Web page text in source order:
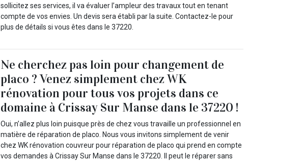
sollicitez ses services, il va évaluer l’ampleur des travaux tout en tenant
compte de vos envies. Un devis sera établi par la suite. Contactez-le pour
plus de détails si vous êtes dans le 37220.
Ne cherchez pas loin pour changement de
placo ? Venez simplement chez WK
rénovation pour tous vos projets dans ce
domaine à Crissay Sur Manse dans le 37220 !
Oui, n’allez plus loin puisque près de chez vous travaille un professionnel en
matière de réparation de placo. Nous vous invitons simplement de venir
chez WK rénovation couvreur pour réparation de placo qui prend en compte
vos demandes à Crissay Sur Manse dans le 37220. Il peut le réparer sans